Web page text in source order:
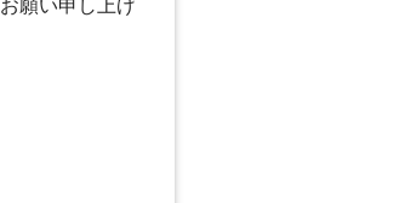
願い申し上げ